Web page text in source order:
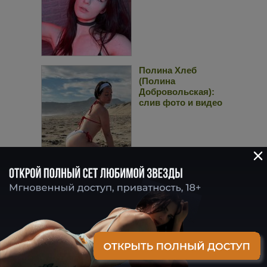
Полина Хлеб
(Полина
Добровольская):
слив фото и видео
Настя Рыжик: слив
фото и видео